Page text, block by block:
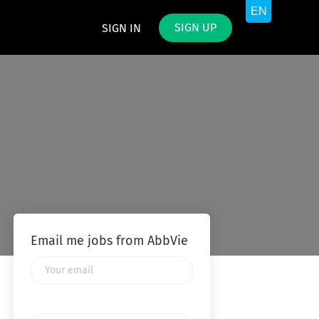
SIGN IN SIGN UP
Email me jobs from AbbVie